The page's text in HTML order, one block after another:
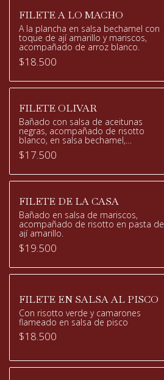
FILETE A LO MACHO
A la plancha en salsa bechamel con
toque de ají amarillo y mariscos,
acompañado de arroz blanco.
$18.500
FILETE OLIVAR
Bañado con salsa de aceitunas
negras, acompañado de risotto
blanco, en salsa bechamel,
champiñones y queso parmesano.
$17.500
FILETE DE LA CASA
Bañado en salsa de mariscos,
acompañado de risotto en pasta de
ají amarillo.
$19.500
FILETE EN SALSA AL PISCO
Con risotto verde y camarones
flameado en salsa de pisco
$18.500